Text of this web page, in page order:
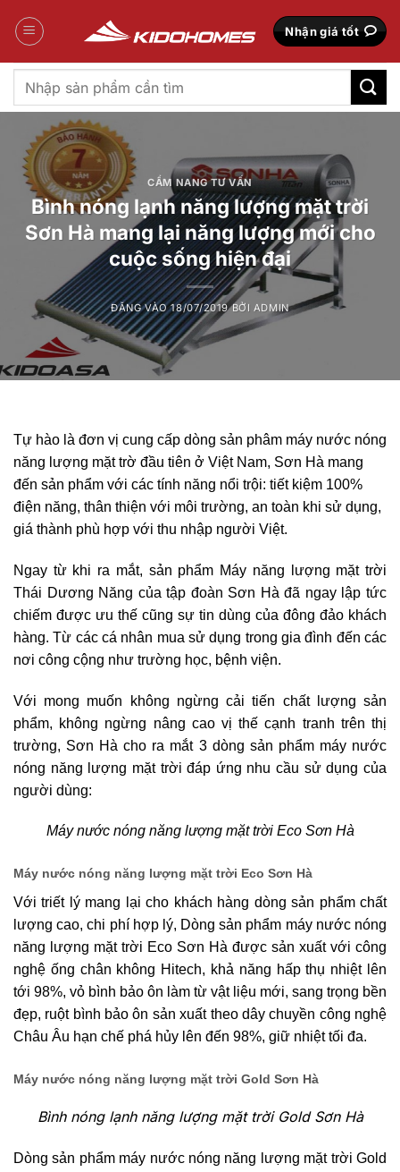
qua
Nhận giá tốt
Tìm
kiếm:
CẨM NANG TƯ VẤN
Bình nóng lạnh năng lượng mặt trời
Sơn Hà mang lại năng lượng mới cho
cuộc sống hiện đại
ĐĂNG VÀO18/07/2019 BỞI ADMIN
Tự hào là đơn vị cung cấp dòng sản phâm máy nước nóng
năng lượng mặt trờ đầu tiên ở Việt Nam, Sơn Hà mang
đến sản phẩm với các tính năng nổi trội: tiết kiệm 100%
điện năng, thân thiện với môi trường, an toàn khi sử dụng,
giá thành phù hợp với thu nhập người Việt.
Ngay từ khi ra mắt, sản phẩm Máy năng lượng mặt trời
Thái Dương Năng của tập đoàn Sơn Hà đã ngay lập tức
chiếm được ưu thế cũng sự tin dùng của đông đảo khách
hàng. Từ các cá nhân mua sử dụng trong gia đình đến các
nơi công cộng như trường học, bệnh viện.
Với mong muốn không ngừng cải tiến chất lượng sản
phẩm, không ngừng nâng cao vị thế cạnh tranh trên thị
trường, Sơn Hà cho ra mắt 3 dòng sản phẩm máy nước
nóng năng lượng mặt trời đáp ứng nhu cầu sử dụng của
người dùng:
Máy nước nóng năng lượng mặt trời Eco Sơn Hà
Máy nước nóng năng lượng mặt trời Eco Sơn Hà
Với triết lý mang lại cho khách hàng dòng sản phẩm chất
lượng cao, chi phí hợp lý, Dòng sản phẩm máy nước nóng
năng lượng mặt trời Eco Sơn Hà được sản xuất với công
nghệ ống chân không Hitech, khả năng hấp thụ nhiệt lên
tới 98%, vỏ bình bảo ôn làm từ vật liệu mới, sang trọng bền
đẹp, ruột bình bảo ôn sản xuất theo dây chuyền công nghệ
Châu Âu hạn chế phá hủy lên đến 98%, giữ nhiệt tối đa.
Máy nước nóng năng lượng mặt trời Gold Sơn Hà
Bình nóng lạnh năng lượng mặt trời Gold Sơn Hà
Dòng sản phẩm máy nước nóng năng lượng mặt trời Gold